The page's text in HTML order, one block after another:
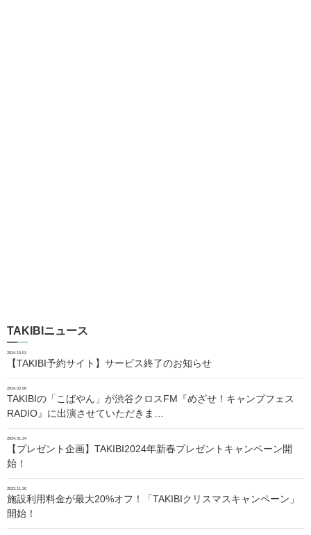
TAKIBIニュース
2024.10.01
【TAKIBI予約サイト】サービス終了のお知らせ
2024.02.06
TAKIBIの「こばやん」が渋谷クロスFM『めざせ！キャンプフェス
RADIO』に出演させていただきま…
2024.01.24
【プレゼント企画】TAKIBI2024年新春プレゼントキャンペーン開
始！
2023.11.30
施設利用料金が最大20%オフ！「TAKIBIクリスマスキャンペーン」
開始！